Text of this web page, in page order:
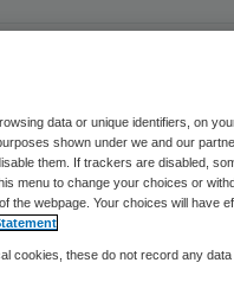
zich
data or unique identifiers, on
shown under we and our
them. If trackers are disabled,
menu to change your choices or
the webpage. Your choices will have
cookies, these do not record any